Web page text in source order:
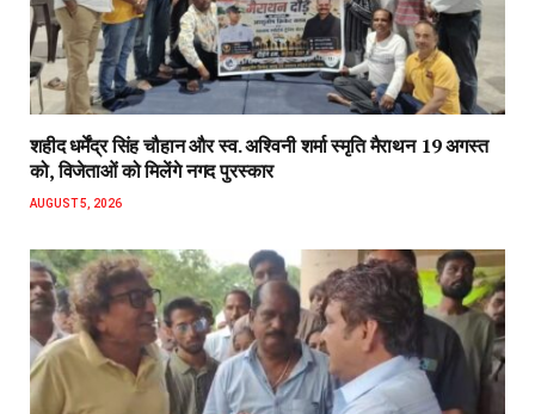
शहीद धर्मेंद्र सिंह चौहान और स्व. अश्विनी शर्मा स्मृति मैराथन 19 अगस्त
को, विजेताओं को मिलेंगे नगद पुरस्कार
AUGUST 5, 2026